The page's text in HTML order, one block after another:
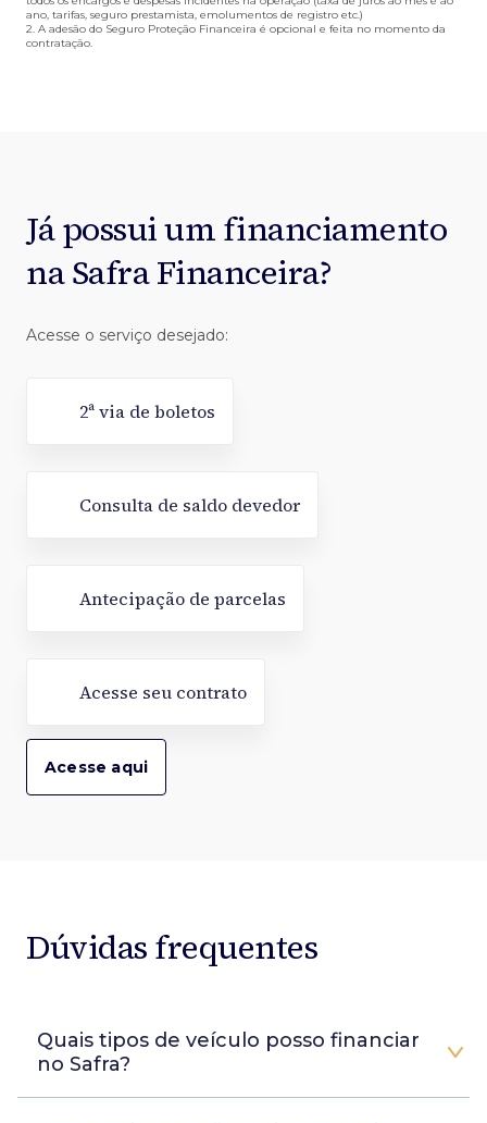
ano, tarifas, seguro prestamista, emolumentos de registro etc.)
2. A adesão do Seguro Proteção Financeira é opcional e feita no momento da
contratação.
Já possui um financiamento
na Safra Financeira?
Acesse o serviço desejado:
2ª via de boletos
Consulta de saldo devedor
Antecipação de parcelas
Acesse seu contrato
Acesse aqui
Dúvidas frequentes
Quais tipos de veículo posso financiar
no Safra?